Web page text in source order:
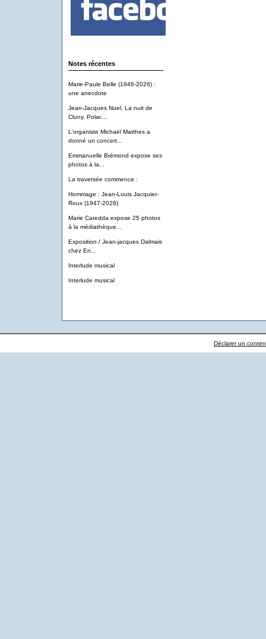
Notes récentes
Marie-Paule Belle (1946-2026) :
une anecdote
Jean-Jacques Nuel, La nuit de
Cluny. Polar....
L'organiste Michaël Matthes a
donné un concert...
Emmanuelle Brémond expose ses
photos à la...
La traversée commence :
Hommage : Jean-Louis Jacquier-
Roux (1947-2026)
Marie Caredda expose 25 photos
à la médiathèque...
Exposition / Jean-jacques Dalmais
chez En...
Interlude musical
Interlude musical
Déclarer un